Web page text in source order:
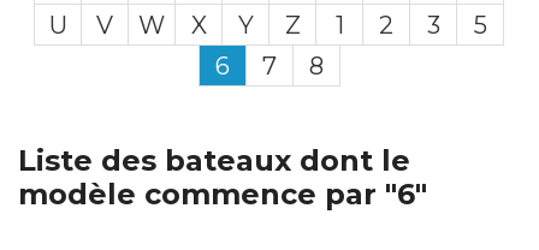
U
V W X Y Z 1 2 3
5
6
7 8
Liste des bateaux dont le
modèle commence par "6"